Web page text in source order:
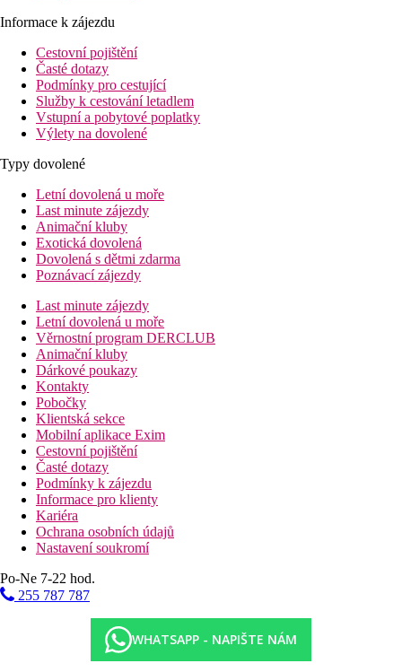
Informace k zájezdu
Cestovní pojištění
Časté dotazy
Podmínky pro cestující
Služby k cestování letadlem
Vstupní a pobytové poplatky
Výlety na dovolené
Typy dovolené
Letní dovolená u moře
Last minute zájezdy
Animační kluby
Exotická dovolená
Dovolená s dětmi zdarma
Poznávací zájezdy
Last minute zájezdy
Letní dovolená u moře
Věrnostní program DERCLUB
Animační kluby
Dárkové poukazy
Kontakty
Pobočky
Klientská sekce
Mobilní aplikace Exim
Cestovní pojištění
Časté dotazy
Podmínky k zájezdu
Informace pro klienty
Kariéra
Ochrana osobních údajů
Nastavení soukromí
Po-Ne 7-22 hod.
255 787 787
WHATSAPP - NAPIŠTE NÁM